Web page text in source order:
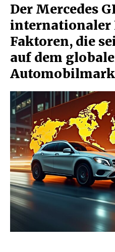
Der Mercedes
Faktoren, die
auf dem